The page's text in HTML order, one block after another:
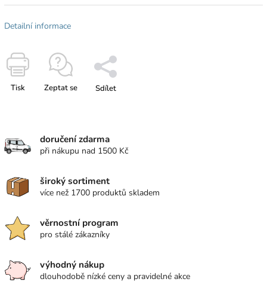
Detailní informace
Tisk Zeptat se Sdílet
doručení zdarma
při nákupu nad 1500 Kč
široký sortiment
více než 1700 produktů skladem
věrnostní program
pro stálé zákazníky
výhodný nákup
dlouhodobě nízké ceny a pravidelné akce